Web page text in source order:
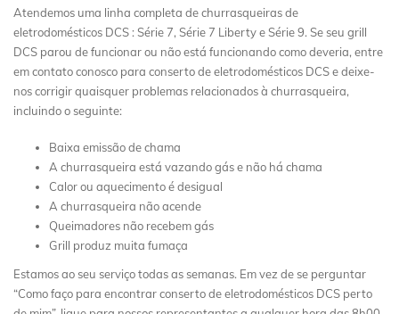
Atendemos uma linha completa de churrasqueiras de
eletrodomésticos DCS : Série 7, Série 7 Liberty e Série 9. Se seu grill
DCS parou de funcionar ou não está funcionando como deveria, entre
em contato conosco para conserto de eletrodomésticos DCS e deixe-
nos corrigir quaisquer problemas relacionados à churrasqueira,
incluindo o seguinte:
Baixa emissão de chama
A churrasqueira está vazando gás e não há chama
Calor ou aquecimento é desigual
A churrasqueira não acende
Queimadores não recebem gás
Grill produz muita fumaça
Estamos ao seu serviço todas as semanas. Em vez de se perguntar
“Como faço para encontrar conserto de eletrodomésticos DCS perto